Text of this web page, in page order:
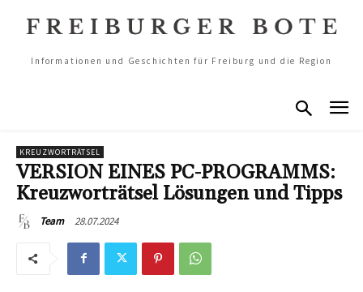
Informationen und Geschichten für Freiburg und die Region
KREUZWORTRÄTSEL
VERSION EINES PC-PROGRAMMS:
Kreuzworträtsel Lösungen und Tipps
Team 28.07.2024